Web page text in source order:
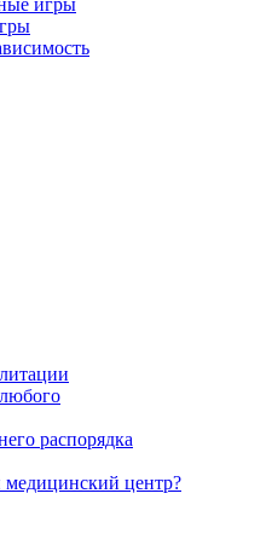
игры
распорядка
медицинский центр?